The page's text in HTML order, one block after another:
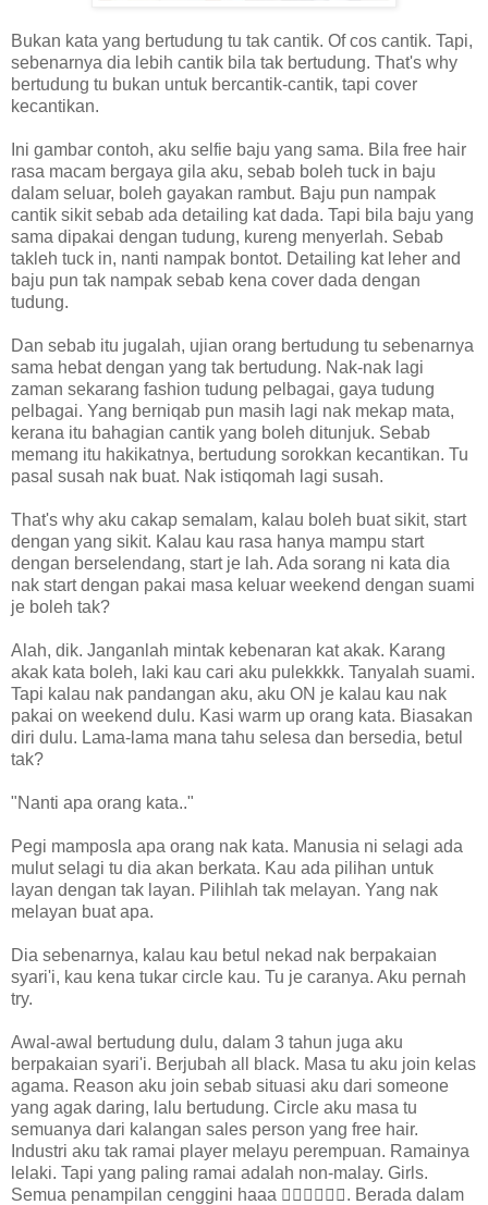
Bukan kata yang bertudung tu tak cantik. Of cos cantik. Tapi,
sebenarnya dia lebih cantik bila tak bertudung. That's why
bertudung tu bukan untuk bercantik-cantik, tapi cover
kecantikan.
Ini gambar contoh, aku selfie baju yang sama. Bila free hair
rasa macam bergaya gila aku, sebab boleh tuck in baju
dalam seluar, boleh gayakan rambut. Baju pun nampak
cantik sikit sebab ada detailing kat dada. Tapi bila baju yang
sama dipakai dengan tudung, kureng menyerlah. Sebab
takleh tuck in, nanti nampak bontot. Detailing kat leher and
baju pun tak nampak sebab kena cover dada dengan
tudung.
Dan sebab itu jugalah, ujian orang bertudung tu sebenarnya
sama hebat dengan yang tak bertudung. Nak-nak lagi
zaman sekarang fashion tudung pelbagai, gaya tudung
pelbagai. Yang berniqab pun masih lagi nak mekap mata,
kerana itu bahagian cantik yang boleh ditunjuk. Sebab
memang itu hakikatnya, bertudung sorokkan kecantikan. Tu
pasal susah nak buat. Nak istiqomah lagi susah.
That's why aku cakap semalam, kalau boleh buat sikit, start
dengan yang sikit. Kalau kau rasa hanya mampu start
dengan berselendang, start je lah. Ada sorang ni kata dia
nak start dengan pakai masa keluar weekend dengan suami
je boleh tak?
Alah, dik. Janganlah mintak kebenaran kat akak. Karang
akak kata boleh, laki kau cari aku pulekkkk. Tanyalah suami.
Tapi kalau nak pandangan aku, aku ON je kalau kau nak
pakai on weekend dulu. Kasi warm up orang kata. Biasakan
diri dulu. Lama-lama mana tahu selesa dan bersedia, betul
tak?
"Nanti apa orang kata.."
Pegi mamposla apa orang nak kata. Manusia ni selagi ada
mulut selagi tu dia akan berkata. Kau ada pilihan untuk
layan dengan tak layan. Pilihlah tak melayan. Yang nak
melayan buat apa.
Dia sebenarnya, kalau kau betul nekad nak berpakaian
syari'i, kau kena tukar circle kau. Tu je caranya. Aku pernah
try.
Awal-awal bertudung dulu, dalam 3 tahun juga aku
berpakaian syari'i. Berjubah all black. Masa tu aku join kelas
agama. Reason aku join sebab situasi aku dari someone
yang agak daring, lalu bertudung. Circle aku masa tu
semuanya dari kalangan sales person yang free hair.
Industri aku tak ramai player melayu perempuan. Ramainya
lelaki. Tapi yang paling ramai adalah non-malay. Girls.
Semua penampilan cenggini haaa 👍🏻👍🏻👍🏻. Berada dalam